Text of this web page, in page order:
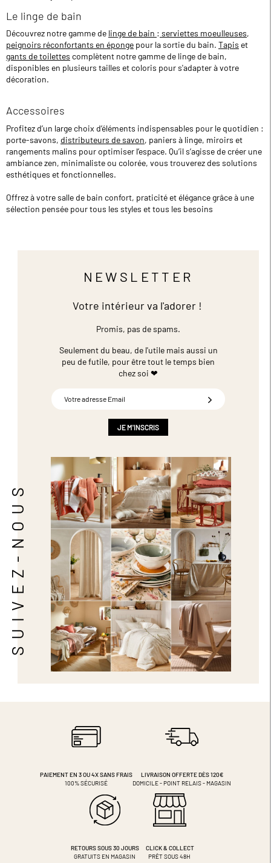
Le linge de bain
Découvrez notre gamme de linge de bain : serviettes moeulleuses,
peignoirs réconfortants en éponge pour la sortie du bain. Tapis et
gants de toilettes complètent notre gamme de linge de bain,
disponibles en plusieurs tailles et coloris pour s'adapter à votre
décoration.
Accessoires
Profitez d’un large choix d’éléments indispensables pour le quotidien :
porte-savons, distributeurs de savon, paniers à linge, miroirs et
rangements malins pour optimiser l’espace. Qu’il s’agisse de créer une
ambiance zen, minimaliste ou colorée, vous trouverez des solutions
esthétiques et fonctionnelles.
Offrez à votre salle de bain confort, praticité et élégance grâce à une
sélection pensée pour tous les styles et tous les besoins
SUIVEZ-NOUS
NEWSLETTER
Votre intérieur va l'adorer !
Promis, pas de spams.
Seulement du beau, de l'utile mais aussi un
peu de futile, pour être tout le temps bien
chez soi ❤
JE M'INSCRIS
PAIEMENT EN 3 OU 4XSANS FRAIS
100% SÉCURISÉ
LIVRAISON OFFERTE DÈS 120€
DOMICILE - POINT RELAIS - MAGASIN
RETOURS SOUS 30 JOURS
GRATUITS EN MAGASIN
CLICK & COLLECT
PRÊT SOUS 48H